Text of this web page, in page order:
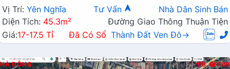
Vị Trí: Yên Nghĩa Tư Vấn
Nhà Dân Sinh Bán
Diện Tích: 45.3m²
Đường Giao Thông Thuận Tiện
Giá:17-17.5 Tỉ Đã Có Sổ Thành Đất Ven Đô→
HÀ ĐÔNG B 409